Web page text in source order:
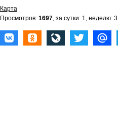
Карта
Просмотров: 1697, за сутки: 1, неделю: